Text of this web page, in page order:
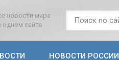
новости мира
одном сайте
НОВОСТИ РОССИИ